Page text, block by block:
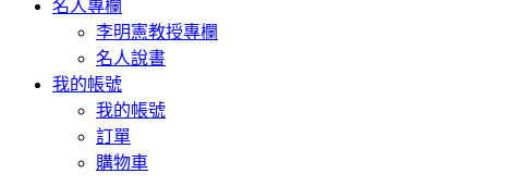
名人專欄
李明憲教授專欄
名人說書
我的帳號
我的帳號
訂單
購物車